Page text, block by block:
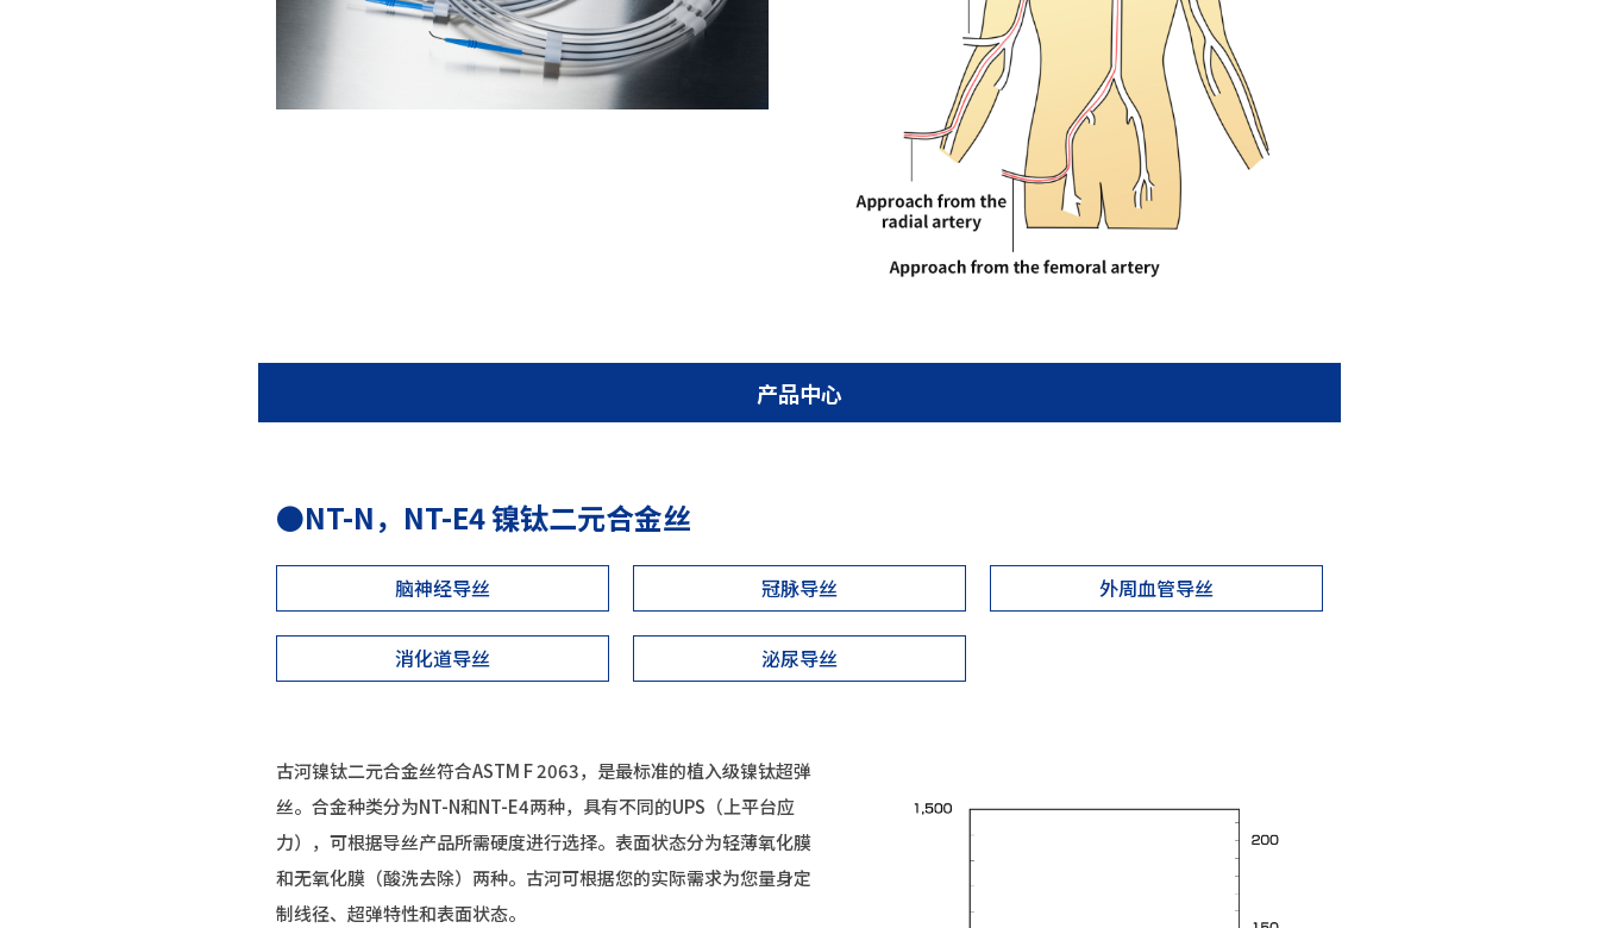
产品中心
●NT-N，NT-E4 镍钛二元合金丝
脑神经导丝 冠脉导丝 外周血管导丝
消化道导丝 泌尿导丝
古河镍钛二元合金丝符合ASTM F 2063，是最标准的植入级镍钛超弹
丝。合金种类分为NT-N和NT-E4两种，具有不同的UPS（上平台应
力），可根据导丝产品所需硬度进行选择。表面状态分为轻薄氧化膜
和无氧化膜（酸洗去除）两种。古河可根据您的实际需求为您量身定
制线径、超弹特性和表面状态。